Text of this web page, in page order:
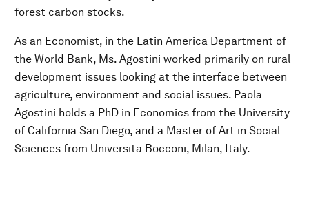
forest carbon stocks.
As an Economist, in the Latin America Department of
the World Bank, Ms. Agostini worked primarily on rural
development issues looking at the interface between
agriculture, environment and social issues. Paola
Agostini holds a PhD in Economics from the University
of California San Diego, and a Master of Art in Social
Sciences from Universita Bocconi, Milan, Italy.